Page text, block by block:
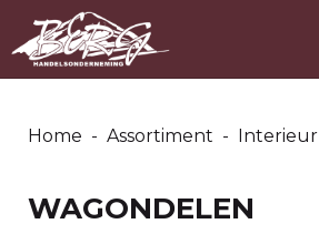
Over ons
Openingstijden
Home - Assortiment - Interieur
WAGONDELEN